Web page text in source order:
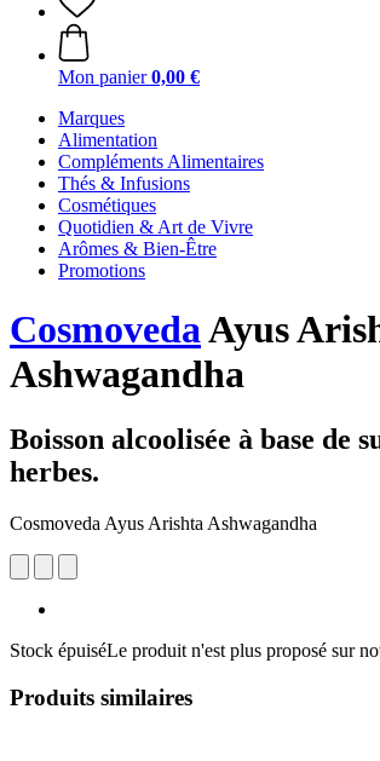
Mon panier 0,00 €
Marques
Alimentation
Compléments Alimentaires
Thés & Infusions
Cosmétiques
Quotidien & Art de Vivre
Arômes & Bien-Être
Promotions
CosmovedaAyus
Ashwagandha
Boisson alcoolisée à base de
herbes.
Cosmoveda Ayus Arishta Ashwagandha
Stock épuiséLe produit n'est plus proposé sur
Produits similaires